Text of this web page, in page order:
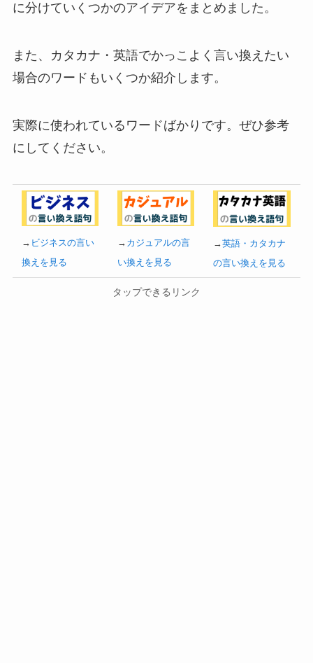
に分けていくつかのアイデアをまとめました。
また、カタカナ・英語でかっこよく言い換えたい
場合のワードもいくつか紹介します。
実際に使われているワードばかりです。ぜひ参考
にしてください。
→ ビジネスの言い
換えを見る
→ カジュアルの言
い換えを見る
→英語・カタカナ
の言い換えを見る
タップできるリンク